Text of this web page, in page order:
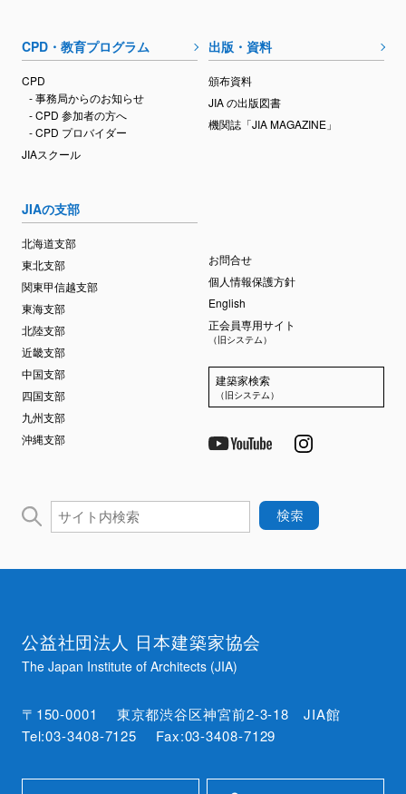
CPD・教育プログラム
CPD
- 事務局からのお知らせ
- CPD 参加者の方へ
- CPD プロバイダー
JIAスクール
出版・資料
頒布資料
JIA の出版図書
機関誌「JIA MAGAZINE」
JIAの支部
北海道支部
東北支部
関東甲信越支部
東海支部
北陸支部
近畿支部
中国支部
四国支部
九州支部
沖縄支部
お問合せ
個人情報保護方針
English
正会員専用サイト
（旧システム）
建築家検索
（旧システム）
公益社団法人 日本建築家協会
The Japan Institute of Architects (JIA)
〒150-0001 東京都渋谷区神宮前2-3-18 JIA館
Tel:03-3408-7125 Fax:03-3408-7129